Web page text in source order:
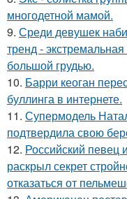
многодетной мамой.
9. Среди девушек
тренд -
большой грудью.
10. Барри кеоган
буллинга в интернете.
11. Супермодель
подтвердила свою
12. Российский
раскрыл секрет
отказаться от